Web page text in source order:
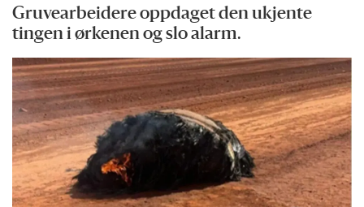
Gruvearbeidere oppdaget den ukjente
tingen i ørkenen og slo alarm.